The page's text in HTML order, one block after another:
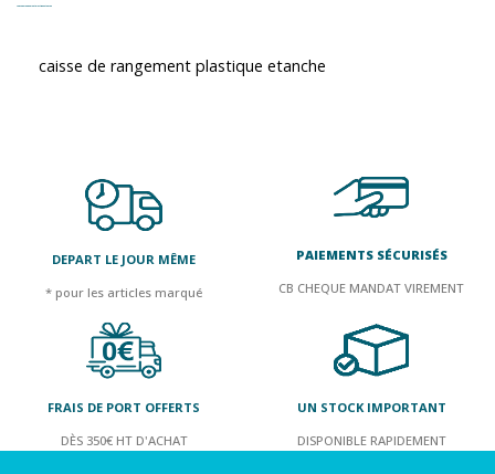
caisse de rangement plastique etanche
DEPART LE JOUR MÊME
* pour les articles marqué
PAIEMENTS SÉCURISÉS
CB CHEQUE MANDAT VIREMENT
FRAIS DE PORT OFFERTS
DÈS 350€ HT D'ACHAT
UN STOCK IMPORTANT
DISPONIBLE RAPIDEMENT